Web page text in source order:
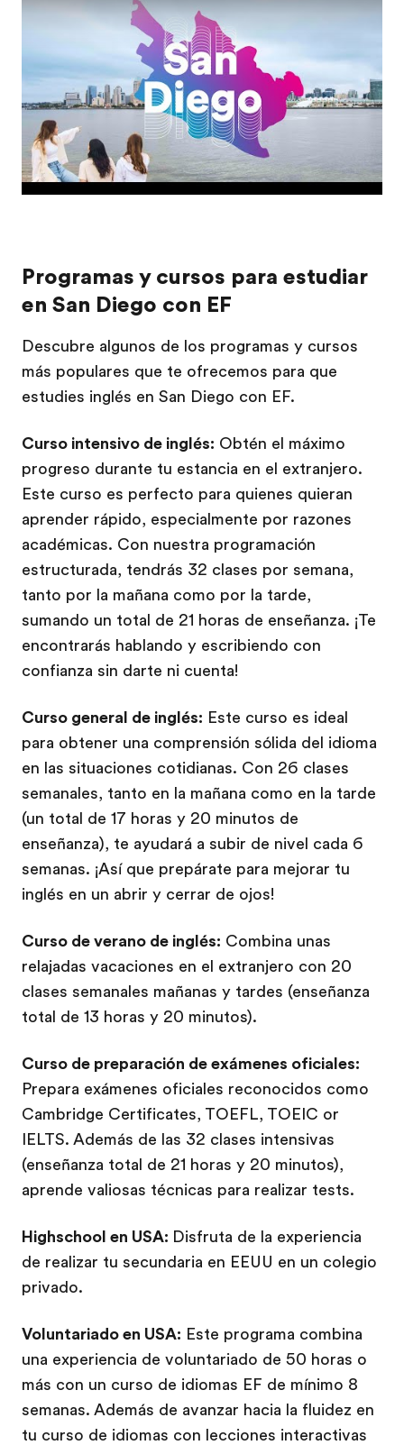
Programas y cursos para estudiar
en San Diego con EF
Descubre algunos de los programas y cursos
más populares que te ofrecemos para que
estudies inglés en San Diego con EF.
Curso intensivo de inglés: Obtén el máximo
progreso durante tu estancia en el extranjero.
Este curso es perfecto para quienes quieran
aprender rápido, especialmente por razones
académicas. Con nuestra programación
estructurada, tendrás 32 clases por semana,
tanto por la mañana como por la tarde,
sumando un total de 21 horas de enseñanza. ¡Te
encontrarás hablando y escribiendo con
confianza sin darte ni cuenta!
Curso general de inglés: Este curso es ideal
para obtener una comprensión sólida del idioma
en las situaciones cotidianas. Con 26 clases
semanales, tanto en la mañana como en la tarde
(un total de 17 horas y 20 minutos de
enseñanza), te ayudará a subir de nivel cada 6
semanas. ¡Así que prepárate para mejorar tu
inglés en un abrir y cerrar de ojos!
Curso de verano de inglés: Combina unas
relajadas vacaciones en el extranjero con 20
clases semanales mañanas y tardes (enseñanza
total de 13 horas y 20 minutos).
Curso de preparación de exámenes oficiales:
Prepara exámenes oficiales reconocidos como
Cambridge Certificates, TOEFL, TOEIC or
IELTS. Además de las 32 clases intensivas
(enseñanza total de 21 horas y 20 minutos),
aprende valiosas técnicas para realizar tests.
Highschool en USA: Disfruta de la experiencia
de realizar tu secundaria en EEUU en un colegio
privado.
Voluntariado en USA: Este programa combina
una experiencia de voluntariado de 50 horas o
más con un curso de idiomas EF de mínimo 8
semanas. Además de avanzar hacia la fluidez en
tu curso de idiomas con lecciones interactivas